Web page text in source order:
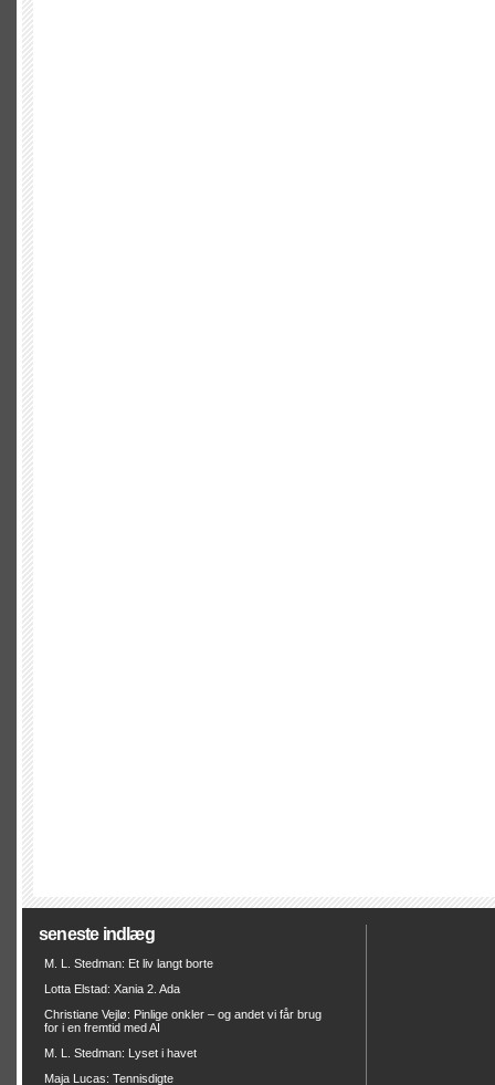
seneste indlæg
M. L. Stedman: Et liv langt borte
Lotta Elstad: Xania 2. Ada
Christiane Vejlø: Pinlige onkler – og andet vi får brug
for i en fremtid med AI
M. L. Stedman: Lyset i havet
Maja Lucas: Tennisdigte